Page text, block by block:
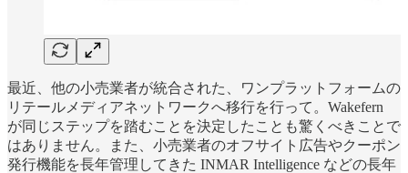
最近、他の小売業者が統合された、ワンプラットフォームの
リテールメディアネットワークへ移行を行って。Wakefern
が同じステップを踏むことを決定したことも驚くべきことで
はありません。また、小売業者のオフサイト広告やクーポン
発行機能を長年管理してきた INMAR Intelligence などの長年